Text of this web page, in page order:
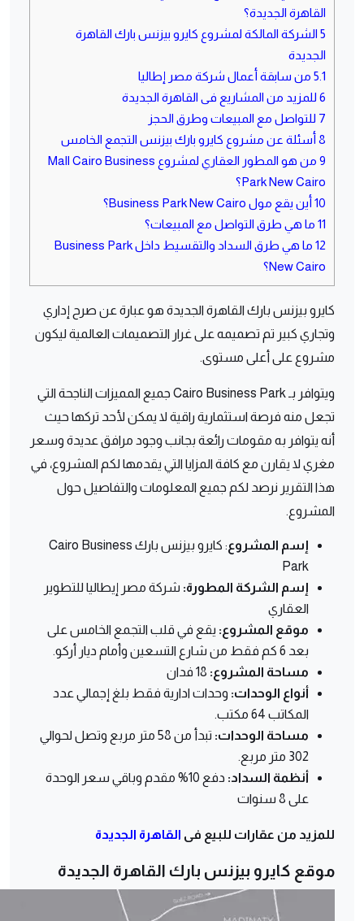
القاهرة الجديدة؟
5 الشركة المالكة لمشروع كايرو بيزنس بارك القاهرة
الجديدة
5.1 من سابقة أعمال شركة مصر إطاليا
6 للمزيد من المشاريع فى القاهرة الجديدة
7 للتواصل مع المبيعات وطرق الحجز
8 أسئلة عن مشروع كايرو بارك بيزنس التجمع الخامس
9
من هو المطور العقاري لمشروع Mall Cairo Business
Park New Cairo؟
10 أين يقع مول Business Park New Cairo؟
11 ما هي طرق التواصل مع المبيعات؟
12
ما هي طرق السداد والتقسيط داخل Business Park
New Cairo؟
كايرو بيزنس بارك القاهرة الجديدة هو عبارة عن صرح إداري
وتجاري كبير تم تصميمه على غرار التصميمات العالمية ليكون
مشروع على أعلى مستوى.
ويتوافر بـ Cairo Business Park جميع المميزات الناجحة التي
تجعل منه فرصة استثمارية راقية لا يمكن لأحد تركها حيث
أنه يتوافر به مقومات رائعة بجانب وجود مرافق عديدة وسعر
مغري لا يقارن مع كافة المزايا التي يقدمها لكم المشروع، في
هذا التقرير نرصد لكم جميع المعلومات والتفاصيل حول
المشروع.
إسم المشروع
: كايرو بيزنس بارك Cairo Business
Park
إسم الشركة المطورة: شركة مصر إيطاليا للتطوير
العقاري
موقع المشروع: يقع في قلب التجمع الخامس على
بعد 6 كم فقط من شارع التسعين وأمام ديار أركو.
مساحة المشروع:
أنواع الوحدات: وحدات ادارية فقط بلغ إجمالي عدد
المكاتب 64 مكتب.
مساحة الوحدات:
تبدأ من 58 متر مربع وتصل لحوالي
302 متر مربع.
أنظمة السداد:
دفع 10% مقدم وباقي سعر الوحدة
على 8 سنوات
للمزيد من عقارات للبيع فى القاهرة الجديدة
موقع كايرو بيزنس بارك القاهرة الجديدة